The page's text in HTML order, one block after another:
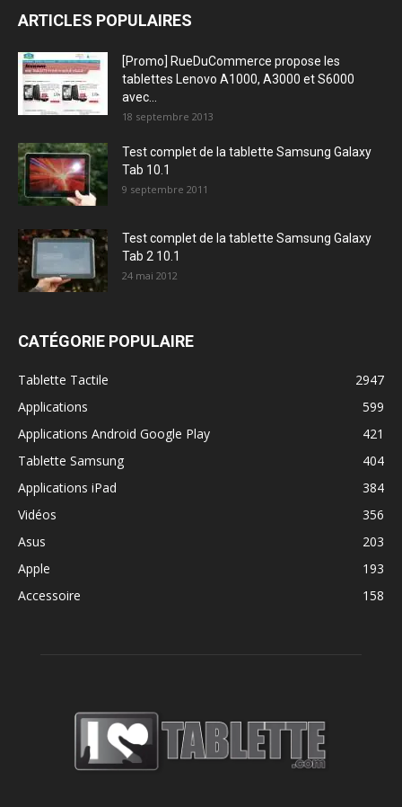
ARTICLES POPULAIRES
[Promo] RueDuCommerce propose les
tablettes Lenovo A1000, A3000 et S6000
avec...
18 septembre 2013
Test complet de la tablette Samsung Galaxy
Tab 10.1
9 septembre 2011
Test complet de la tablette Samsung Galaxy
Tab 2 10.1
24 mai 2012
CATÉGORIE POPULAIRE
Tablette Tactile
2947
Applications
599
Applications Android Google Play
421
Tablette Samsung
404
Applications iPad
384
Vidéos
356
Asus
203
Apple
193
Accessoire
158